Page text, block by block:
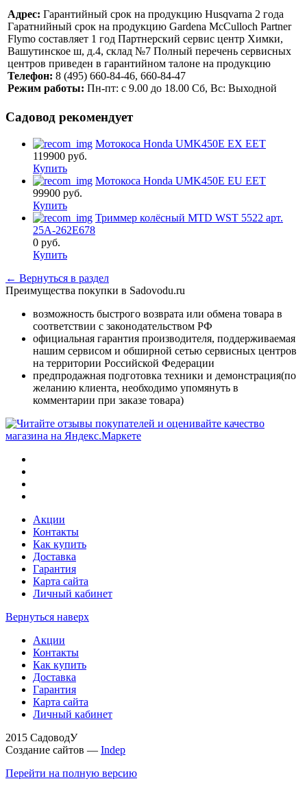
Адрес: Гарантийный срок на продукцию Husqvarna 2 года
Гаратнийный срок на продукцию Gardena McCulloch Partner
Flymo составляет 1 год Партнерский сервис центр Химки,
Вашутинское ш, д.4, склад №7 Полный перечень сервисных
центров приведен в гарантийном талоне на продукцию
Телефон: 8 (495) 660-84-46, 660-84-47
Режим работы: Пн-пт: с 9.00 до 18.00 Сб, Вс: Выходной
Садовод рекомендует
Мотокоса Honda UMK450E EX EET
119900 руб.
Купить
Мотокоса Honda UMK450E EU EET
99900 руб.
Купить
Триммер колёсный MTD WST 5522 арт.
25A-262E678
0 руб.
Купить
← Вернуться в раздел
Преимущества покупки в Sadovodu.ru
возможность быстрого возврата или обмена товара в
соответствии с законодательством РФ
официальная гарантия производителя, поддерживаемая
нашим сервисом и обширной сетью сервисных центров
на территории Российской Федерации
предпродажная подготовка техники и демонстрация(по
желанию клиента, необходимо упомянуть в
комментарии при заказе товара)
Акции
Контакты
Как купить
Доставка
Гарантия
Карта сайта
Личный кабинет
Вернуться наверх
Акции
Контакты
Как купить
Доставка
Гарантия
Карта сайта
Личный кабинет
2015 СадоводУ
Создание сайтов — Indep
Перейти на полную версию